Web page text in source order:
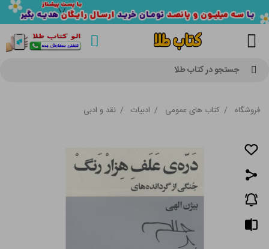
جستجو در کتاب طلا
فروشگاه / کتاب های عمومی / ادبیات / نقد و ادبی